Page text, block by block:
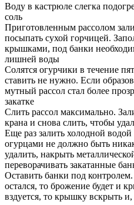
Воду в кастрюле слегка
соль
Приготовленным рассолом
посыпать сухой горчицей.
крышками, под банки
лишней воды
Солятся огурчики в течение
ставить не нужно. Если
мутный рассол стал более
закатке
Слить рассол максимально.
крана и снова слить, чтобы
Еще раз залить холодной
огурцами не должно быть
удалить, накрыть
переворачивать закатанные
Оставить банки под
остался, то брожение будет и
вздуется, то крышку вскрыть и,